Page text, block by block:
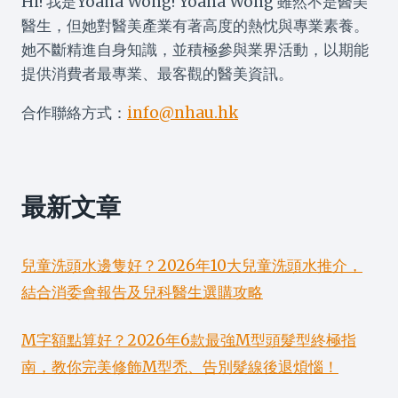
醫生，但她對醫美產業有著高度的熱忱與專業素養。
她不斷精進自身知識，並積極參與業界活動，以期能
提供消費者最專業、最客觀的醫美資訊。
合作聯絡方式： info@nhau.hk
最新文章
兒童洗頭水邊隻好？2026年10大兒童洗頭水推介，
結合消委會報告及兒科醫生選購攻略
M字額點算好？2026年6款最強M型頭髮型終極指
南，教你完美修飾M型禿、告別髮線後退煩惱！